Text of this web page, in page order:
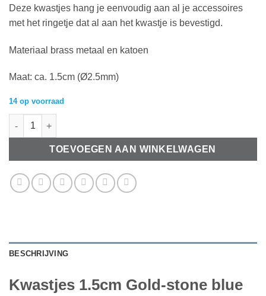
Deze kwastjes hang je eenvoudig aan al je accessoires
met het ringetje dat al aan het kwastje is bevestigd.
Materiaal brass metaal en katoen
Maat: ca. 1.5cm (Ø2.5mm)
14 op voorraad
Kwastjes 1.5cm Gold-stone blue aantal
TOEVOEGEN AAN WINKELWAGEN
BESCHRIJVING
Kwastjes 1.5cm Gold-stone blue